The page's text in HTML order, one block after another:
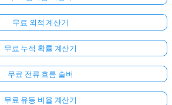
무료 외적 계산기
무료 누적 확률 계산기
무료 전류 흐름 솔버
무료 유동 비율 계산기